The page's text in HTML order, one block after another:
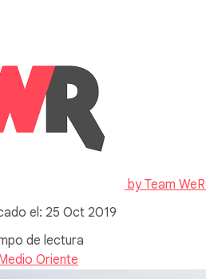
byTeam
el: 25 Oct 2019
de lectura
Oriente